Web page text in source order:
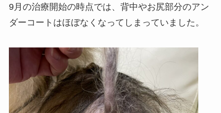
9月の治療開始の時点では、背中やお尻部分のアン
ダーコートはほぼなくなってしまっていました。